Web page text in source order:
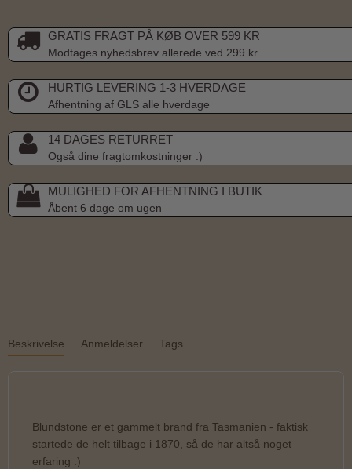
GRATIS FRAGT PÅ KØB OVER 599 KR
Modtages nyhedsbrev allerede ved 299 kr
HURTIG LEVERING 1-3 HVERDAGE
Afhentning af GLS alle hverdage
14 DAGES RETURRET
Også dine fragtomkostninger :)
MULIGHED FOR AFHENTNING I BUTIK
Åbent 6 dage om ugen
Beskrivelse Anmeldelser Tags
Blundstone er et gammelt brand fra Tasmanien - faktisk
startede de helt tilbage i 1870, så de har altså noget
erfaring :)